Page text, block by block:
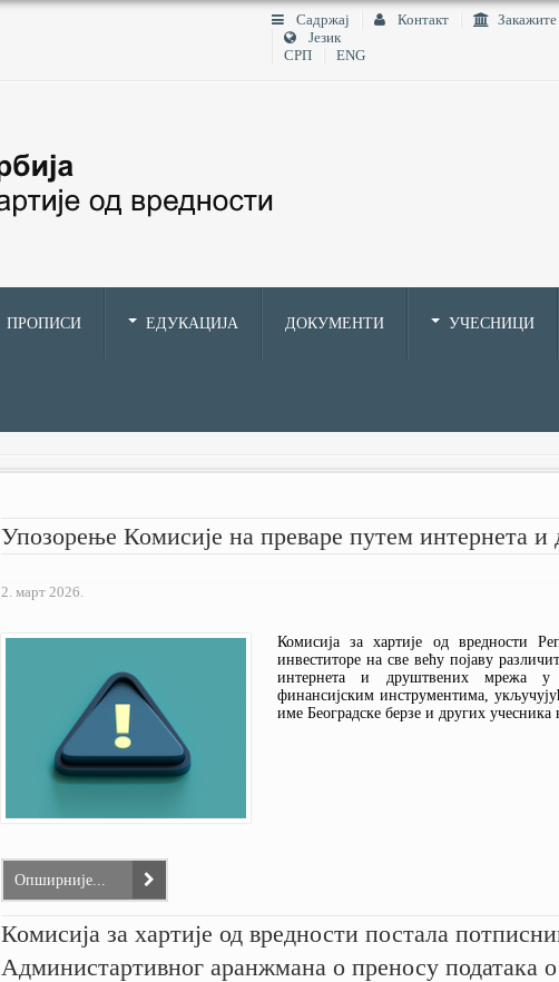
Садржај Контакт Закажите
Језик
СРП
ENG
ПРАВИЛНИК О ПОСЛОВНОМ
ПОНАШАЊУ
СРБИЈИ
ПРОПИСИ
ЈАВНЕ ОПОМЕНЕ
ЕДУКАЦИЈА
КАКО ИЗБЕЋИ ПРЕВАРЕ?
ДОКУМЕНТИ УЧЕСНИЦИ
Упозорење Комисије на преваре путем интернета
2. март 2026.
Комисија за хартије од вредности
инвеститоре на све већу појаву
интернета и друштвених мрежа у
финансијским инструментима,
име Београдске берзе и других
Опширније...
Комисија за хартије од вредности постала
Администартивног аранжмана о преносу података